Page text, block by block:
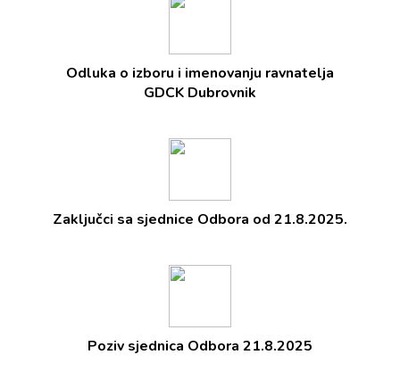
Odluka o izboru i imenovanju ravnatelja
GDCK Dubrovnik
Zaključci sa sjednice Odbora od 21.8.2025.
Poziv sjednica Odbora 21.8.2025